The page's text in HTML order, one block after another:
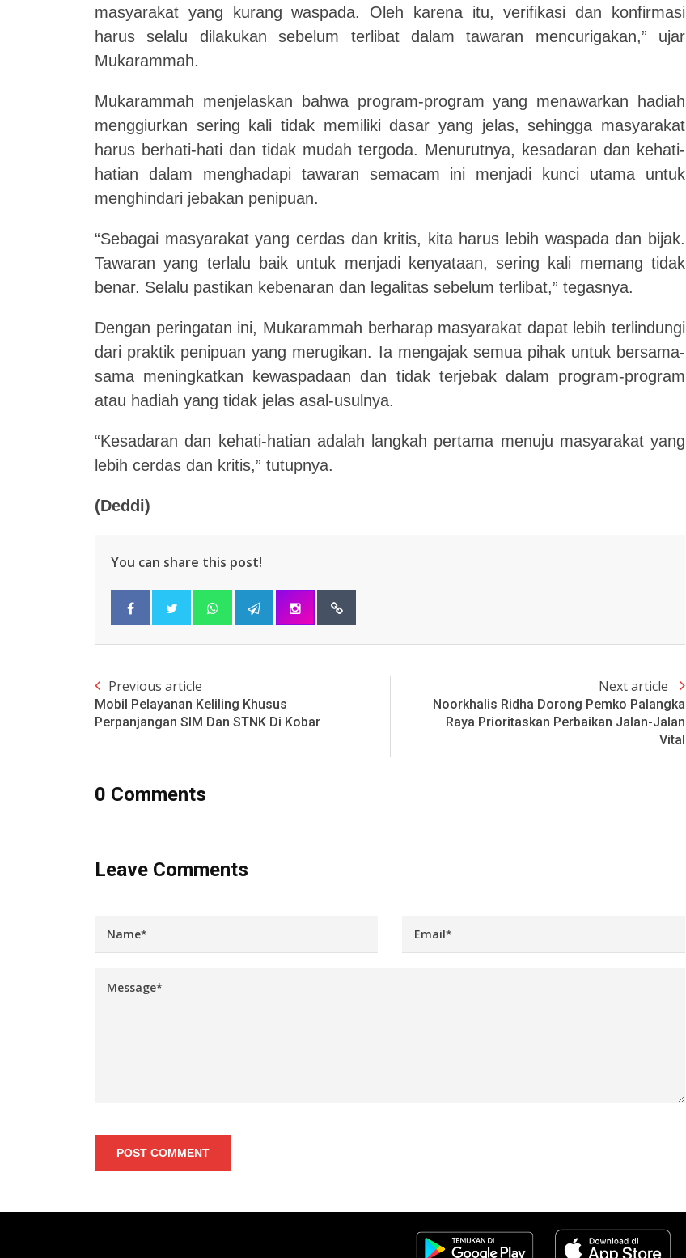
masyarakat yang kurang waspada. Oleh karena itu, verifikasi dan konfirmasi
harus selalu dilakukan sebelum terlibat dalam tawaran mencurigakan,” ujar
Mukarammah.
Mukarammah menjelaskan bahwa program-program yang menawarkan hadiah
menggiurkan sering kali tidak memiliki dasar yang jelas, sehingga masyarakat
harus berhati-hati dan tidak mudah tergoda. Menurutnya, kesadaran dan kehati-
hatian dalam menghadapi tawaran semacam ini menjadi kunci utama untuk
menghindari jebakan penipuan.
“Sebagai masyarakat yang cerdas dan kritis, kita harus lebih waspada dan bijak.
Tawaran yang terlalu baik untuk menjadi kenyataan, sering kali memang tidak
benar. Selalu pastikan kebenaran dan legalitas sebelum terlibat,” tegasnya.
Dengan peringatan ini, Mukarammah berharap masyarakat dapat lebih terlindungi
dari praktik penipuan yang merugikan. Ia mengajak semua pihak untuk bersama-
sama meningkatkan kewaspadaan dan tidak terjebak dalam program-program
atau hadiah yang tidak jelas asal-usulnya.
“Kesadaran dan kehati-hatian adalah langkah pertama menuju masyarakat yang
lebih cerdas dan kritis,” tutupnya.
(Deddi)
You can share this post!
Previous article
Mobil Pelayanan Keliling Khusus
Perpanjangan SIM Dan STNK Di Kobar
Next article
Noorkhalis Ridha Dorong Pemko Palangka
Raya Prioritaskan Perbaikan Jalan-Jalan
Vital
0 Comments
Leave Comments
POST COMMENT